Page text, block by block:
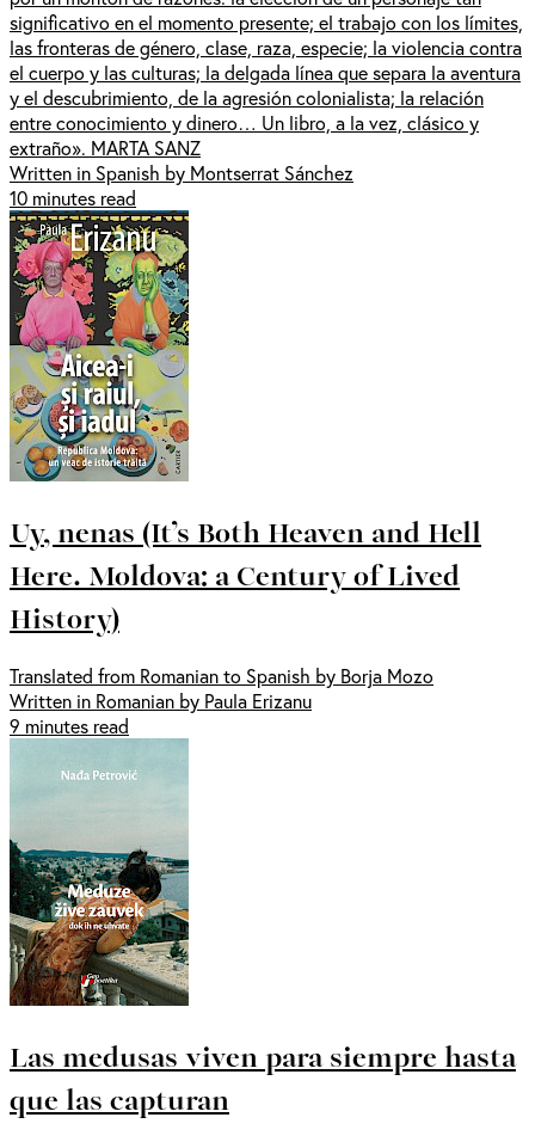
significativo en el momento presente; el trabajo con los límites,
las fronteras de género, clase, raza, especie; la violencia contra
el cuerpo y las culturas; la delgada línea que separa la aventura
y el descubrimiento, de la agresión colonialista; la relación
entre conocimiento y dinero… Un libro, a la vez, clásico y
extraño». MARTA SANZ
Written in Spanish by Montserrat Sánchez
10 minutes read
Uy, nenas (It’s Both Heaven and Hell
Here. Moldova: a Century of Lived
History)
Translated from Romanian to Spanish by Borja Mozo
Written in Romanian by Paula Erizanu
9 minutes read
Las medusas viven para siempre hasta
que las capturan